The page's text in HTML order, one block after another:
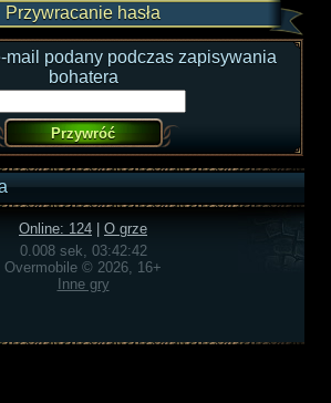
Przywracanie hasła
mail podany podczas zapisywania
bohatera
Online: 124
O grze
0.008 sek, 03:42:42
Overmobile © 2026, 16+
Inne gry